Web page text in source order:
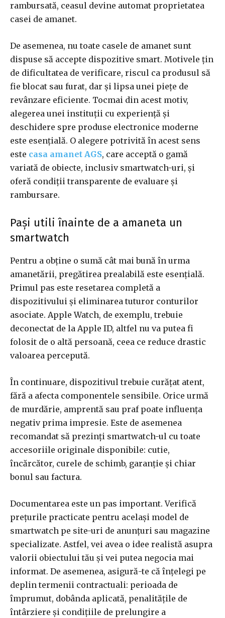
rambursată, ceasul devine automat proprietatea
casei de amanet.
De asemenea, nu toate casele de amanet sunt
dispuse să accepte dispozitive smart. Motivele țin
de dificultatea de verificare, riscul ca produsul să
fie blocat sau furat, dar și lipsa unei piețe de
revânzare eficiente. Tocmai din acest motiv,
alegerea unei instituții cu experiență și
deschidere spre produse electronice moderne
este esențială. O alegere potrivită în acest sens
este casa amanet AGS, care acceptă o gamă
variată de obiecte, inclusiv smartwatch-uri, și
oferă condiții transparente de evaluare și
rambursare.
Pași utili înainte de a amaneta un
smartwatch
Pentru a obține o sumă cât mai bună în urma
amanetării, pregătirea prealabilă este esențială.
Primul pas este resetarea completă a
dispozitivului și eliminarea tuturor conturilor
asociate. Apple Watch, de exemplu, trebuie
deconectat de la Apple ID, altfel nu va putea fi
folosit de o altă persoană, ceea ce reduce drastic
valoarea percepută.
În continuare, dispozitivul trebuie curățat atent,
fără a afecta componentele sensibile. Orice urmă
de murdărie, amprentă sau praf poate influența
negativ prima impresie. Este de asemenea
recomandat să prezinți smartwatch-ul cu toate
accesoriile originale disponibile: cutie,
încărcător, curele de schimb, garanție și chiar
bonul sau factura.
Documentarea este un pas important. Verifică
prețurile practicate pentru același model de
smartwatch pe site-uri de anunțuri sau magazine
specializate. Astfel, vei avea o idee realistă asupra
valorii obiectului tău și vei putea negocia mai
informat. De asemenea, asigură-te că înțelegi pe
deplin termenii contractuali: perioada de
împrumut, dobânda aplicată, penalitățile de
întârziere și condițiile de prelungire a